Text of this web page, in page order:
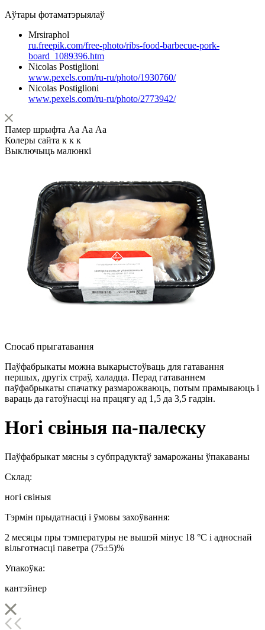
Аўтары фотаматэрыялаў
Mrsiraphol
ru.freepik.com/free-photo/ribs-food-barbecue-pork-
board_1089396.htm
Nicolas Postiglioni
www.pexels.com/ru-ru/photo/1930760/
Nicolas Postiglioni
www.pexels.com/ru-ru/photo/2773942/
Памер шрыфта Аа Аа Аа
Колеры сайта к к к
Выключыць малюнкі
Спосаб прыгатавання
Паўфабрыкаты можна выкарыстоўваць для гатавання
першых, другіх страў, халадца. Перад гатаваннем
паўфабрыкаты спачатку размарожваюць, потым прамываюць і
вараць да гатоўнасці на працягу ад 1,5 да 3,5 гадзін.
Ногі свіныя па-палеску
Паўфабрыкат мясны з субпрадуктаў замарожаны ўпакаваны
Склад:
ногі свіныя
Тэрмін прыдатнасці і ўмовы захоўвання:
2 месяцы пры тэмпературы не вышэй мінус 18 °С і адноснай
вільготнасці паветра (75±5)%
Упакоўка:
кантэйнер